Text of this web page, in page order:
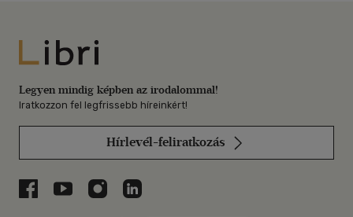
Libri
Legyen mindig képben az irodalommal!
Iratkozzon fel legfrissebb híreinkért!
Hírlevél-feliratkozás
Libri a Facebookon
Libri a Youtube-on
Libri az Instagramon
Libri a LinkedInen